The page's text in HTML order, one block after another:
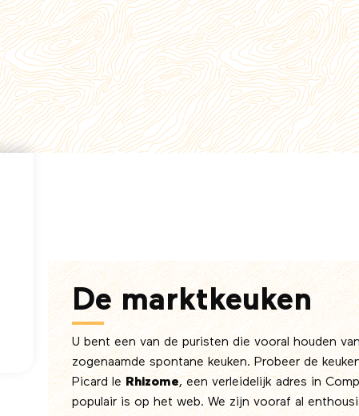
De marktkeuken
U bent een van de puristen die vooral houden
zogenaamde spontane keuken. Probeer de
Picard leRhizome, een verleidelijk adres in
populair is op het web. We zijn vooraf al